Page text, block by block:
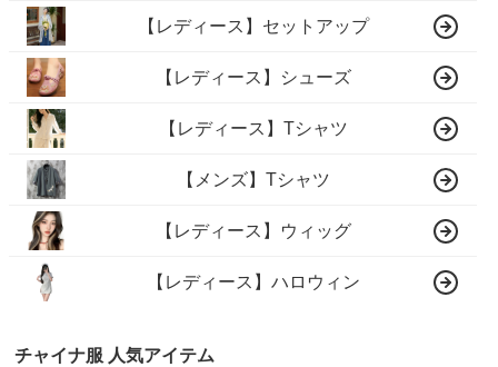
【レディース】セットアップ
【レディース】シューズ
【レディース】Tシャツ
【メンズ】Tシャツ
【レディース】ウィッグ
【レディース】ハロウィン
チャイナ服 人気アイテム